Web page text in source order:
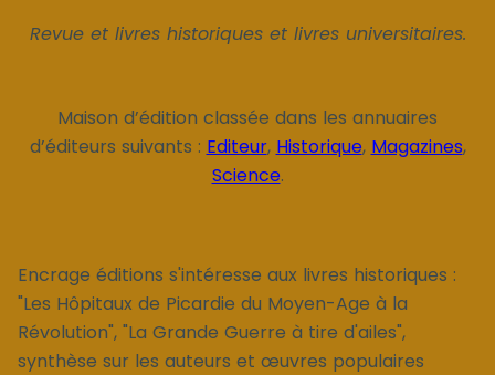
Revue et livres historiques et livres universitaires.
Maison d’édition classée dans les annuaires
d’éditeurs suivants : Editeur, Historique, Magazines,
Science.
Encrage éditions s'intéresse aux livres historiques :
"Les Hôpitaux de Picardie du Moyen-Age à la
Révolution", "La Grande Guerre à tire d'ailes",
synthèse sur les auteurs et œuvres populaires